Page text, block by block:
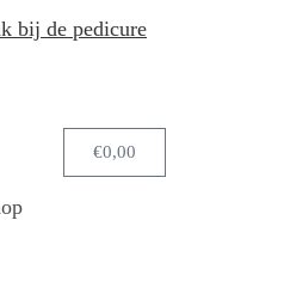
bij de pedicure
€0,00